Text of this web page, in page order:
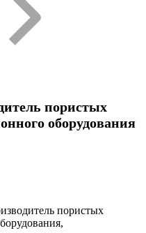
пористых
оборудования
пористых